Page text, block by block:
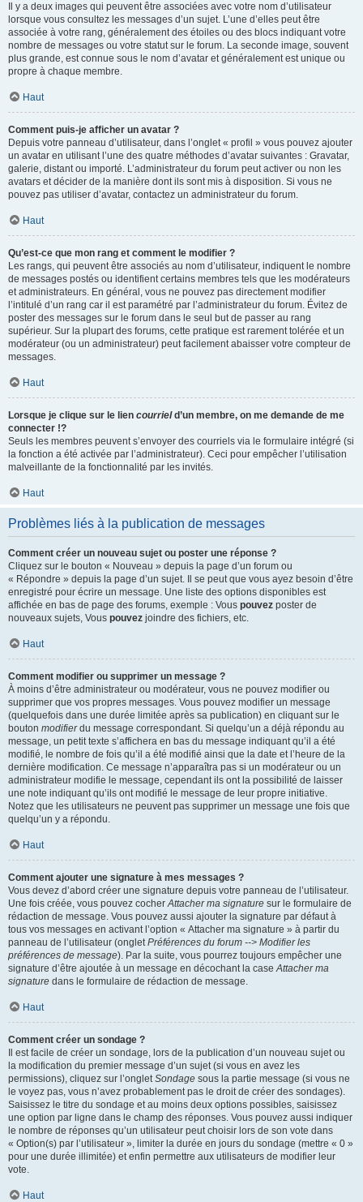
Il y a deux images qui peuvent être associées avec votre nom d’utilisateur
lorsque vous consultez les messages d’un sujet. L’une d’elles peut être
associée à votre rang, généralement des étoiles ou des blocs indiquant votre
nombre de messages ou votre statut sur le forum. La seconde image, souvent
plus grande, est connue sous le nom d’avatar et généralement est unique ou
propre à chaque membre.
Haut
Comment puis-je afficher un avatar ?
Depuis votre panneau d’utilisateur, dans l’onglet « profil » vous pouvez ajouter
un avatar en utilisant l’une des quatre méthodes d’avatar suivantes : Gravatar,
galerie, distant ou importé. L’administrateur du forum peut activer ou non les
avatars et décider de la manière dont ils sont mis à disposition. Si vous ne
pouvez pas utiliser d’avatar, contactez un administrateur du forum.
Haut
Qu’est-ce que mon rang et comment le modifier ?
Les rangs, qui peuvent être associés au nom d’utilisateur, indiquent le nombre
de messages postés ou identifient certains membres tels que les modérateurs
et administrateurs. En général, vous ne pouvez pas directement modifier
l’intitulé d’un rang car il est paramétré par l’administrateur du forum. Évitez de
poster des messages sur le forum dans le seul but de passer au rang
supérieur. Sur la plupart des forums, cette pratique est rarement tolérée et un
modérateur (ou un administrateur) peut facilement abaisser votre compteur de
messages.
Haut
Lorsque je clique sur le lien courrield’un membre, on me demande de me
connecter !?
Seuls les membres peuvent s’envoyer des courriels via le formulaire intégré (si
la fonction a été activée par l’administrateur). Ceci pour empêcher l’utilisation
malveillante de la fonctionnalité par les invités.
Haut
Problèmes liés à la publication de messages
Comment créer un nouveau sujet ou poster une réponse ?
Cliquez sur le bouton « Nouveau » depuis la page d’un forum ou
« Répondre » depuis la page d’un sujet. Il se peut que vous ayez besoin d’être
enregistré pour écrire un message. Une liste des options disponibles est
affichée en bas de page des forums, exemple : Vous pouvez poster de
nouveaux sujets, Vous pouvez joindre des fichiers, etc.
Haut
Comment modifier ou supprimer un message ?
À moins d’être administrateur ou modérateur, vous ne pouvez modifier ou
supprimer que vos propres messages. Vous pouvez modifier un message
(quelquefois dans une durée limitée après sa publication) en cliquant sur le
bouton modifierdu message correspondant. Si quelqu’un a déjà répondu au
message, un petit texte s’affichera en bas du message indiquant qu’il a été
modifié, le nombre de fois qu’il a été modifié ainsi que la date et l’heure de la
dernière modification. Ce message n’apparaîtra pas si un modérateur ou un
administrateur modifie le message, cependant ils ont la possibilité de laisser
une note indiquant qu’ils ont modifié le message de leur propre initiative.
Notez que les utilisateurs ne peuvent pas supprimer un message une fois que
quelqu’un y a répondu.
Haut
Comment ajouter une signature à mes messages ?
Vous devez d’abord créer une signature depuis votre panneau de l’utilisateur.
Une fois créée, vous pouvez cocherAttacher ma signature sur le formulaire de
rédaction de message. Vous pouvez aussi ajouter la signature par défaut à
tous vos messages en activant l’option « Attacher ma signature » à partir du
panneau de l’utilisateur (ongletPréférences du forum --> Modifier les
préférences de message). Par la suite, vous pourrez toujours empêcher une
signature d’être ajoutée à un message en décochant la caseAttacher ma
signature dans le formulaire de rédaction de message.
Haut
Comment créer un sondage ?
Il est facile de créer un sondage, lors de la publication d’un nouveau sujet ou
la modification du premier message d’un sujet (si vous en avez les
permissions), cliquez sur l’ongletSondage sous la partie message (si vous ne
le voyez pas, vous n’avez probablement pas le droit de créer des sondages).
Saisissez le titre du sondage et au moins deux options possibles, saisissez
une option par ligne dans le champ des réponses. Vous pouvez aussi indiquer
le nombre de réponses qu’un utilisateur peut choisir lors de son vote dans
« Option(s) par l’utilisateur », limiter la durée en jours du sondage (mettre « 0 »
pour une durée illimitée) et enfin permettre aux utilisateurs de modifier leur
vote.
Haut